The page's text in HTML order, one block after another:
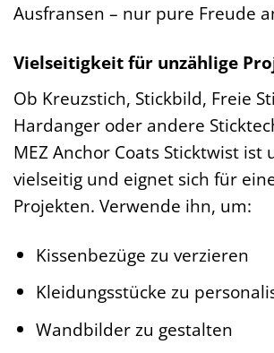
Ausfransen – nur pure Freude
Vielseitigkeit für unzählige
Ob Kreuzstich, Stickbild, Freie
Hardanger oder andere
MEZ Anchor Coats Sticktwist ist
vielseitig und eignet sich für
Projekten. Verwende ihn, um:
Kissenbezüge zu verzieren
Kleidungsstücke zu
Wandbilder zu gestalten